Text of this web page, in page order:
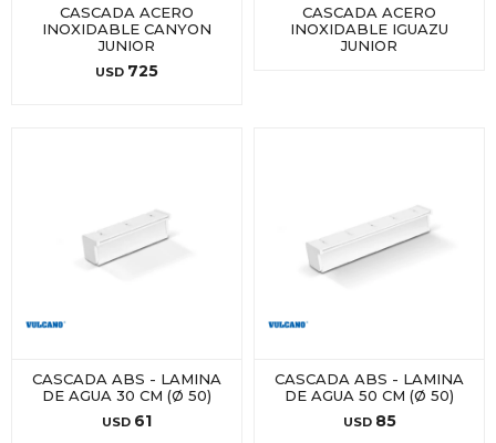
CASCADA ACERO
INOXIDABLE CANYON
JUNIOR
USD 725
CASCADA ACERO
INOXIDABLE IGUAZU
JUNIOR
CASCADA ABS - LAMINA
DE AGUA 30 CM (Ø 50)
USD 61
CASCADA ABS - LAMINA
DE AGUA 50 CM (Ø 50)
USD 85